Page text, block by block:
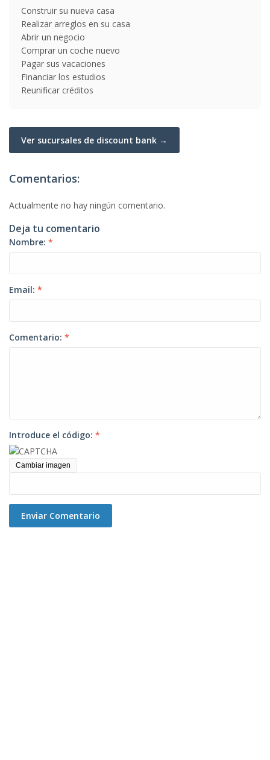
Construir su nueva casa
Realizar arreglos en su casa
Abrir un negocio
Comprar un coche nuevo
Pagar sus vacaciones
Financiar los estudios
Reunificar créditos
Ver sucursales de discount bank →
Comentarios:
Actualmente no hay ningún comentario.
Deja tu comentario
Nombre: *
Email: *
Comentario: *
Introduce el código: *
Cambiar imagen
Enviar Comentario